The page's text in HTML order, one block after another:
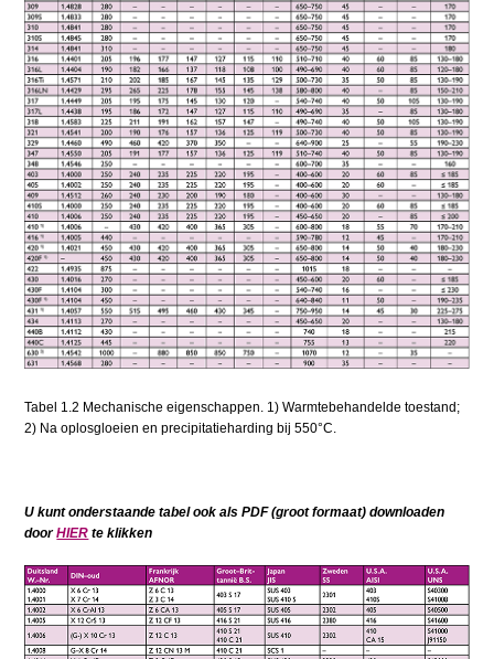
Tabel 1.2 Mechanische eigenschappen. 1) Warmtebehandelde toestand;
2) Na oplosgloeien en precipitatieharding bij 550°C.
U kunt onderstaande tabel ook als PDF (groot formaat) downloaden
doorHIER te klikken